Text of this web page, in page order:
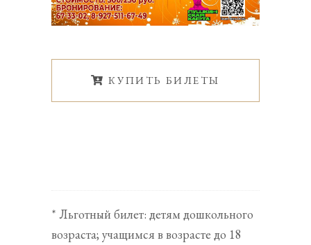
КУПИТЬ БИЛЕТЫ
* Льготный билет: детям дошкольного
возраста; учащимся в возрасте до 18